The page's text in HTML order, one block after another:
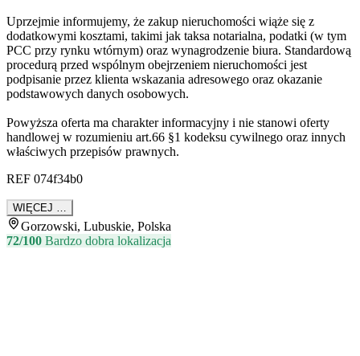
Uprzejmie informujemy, że zakup nieruchomości wiąże się z
dodatkowymi kosztami, takimi jak taksa notarialna, podatki (w tym
PCC przy rynku wtórnym) oraz wynagrodzenie biura. Standardową
procedurą przed wspólnym obejrzeniem nieruchomości jest
podpisanie przez klienta wskazania adresowego oraz okazanie
podstawowych danych osobowych.
Powyższa oferta ma charakter informacyjny i nie stanowi oferty
handlowej w rozumieniu art.66 §1 kodeksu cywilnego oraz innych
właściwych przepisów prawnych.
REF 074f34b0
WIĘCEJ …
Gorzowski, Lubuskie, Polska
72/100 Bardzo dobra lokalizacja